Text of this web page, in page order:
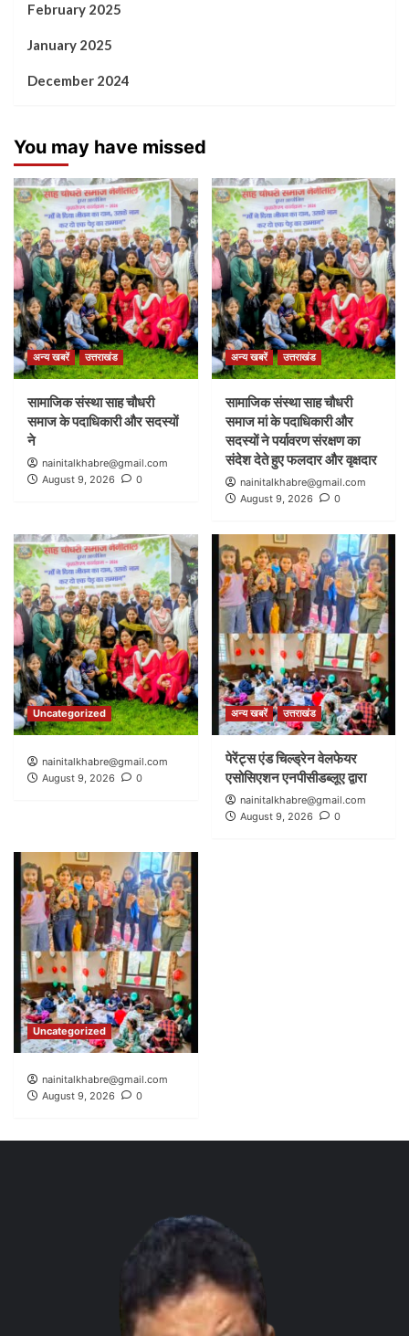
February 2025
January 2025
December 2024
You may have missed
अन्य खबरें उत्तराखंड
सामाजिक संस्था साह चौधरी
समाज के पदाधिकारी और सदस्यों
ने
nainitalkhabre@gmail.com
August 9, 2026
0
अन्य खबरें उत्तराखंड
सामाजिक संस्था साह चौधरी
समाज मां के पदाधिकारी और
सदस्यों ने पर्यावरण संरक्षण का
संदेश देते हुए फलदार और वृक्षदार
nainitalkhabre@gmail.com
August 9, 2026
0
Uncategorized
nainitalkhabre@gmail.com
August 9, 2026
0
अन्य खबरें उत्तराखंड
पेरेंट्स एंड चिल्ड्रेन वेलफेयर
एसोसिएशन एनपीसीडब्लूए द्वारा
nainitalkhabre@gmail.com
August 9, 2026
0
Uncategorized
nainitalkhabre@gmail.com
August 9, 2026
0